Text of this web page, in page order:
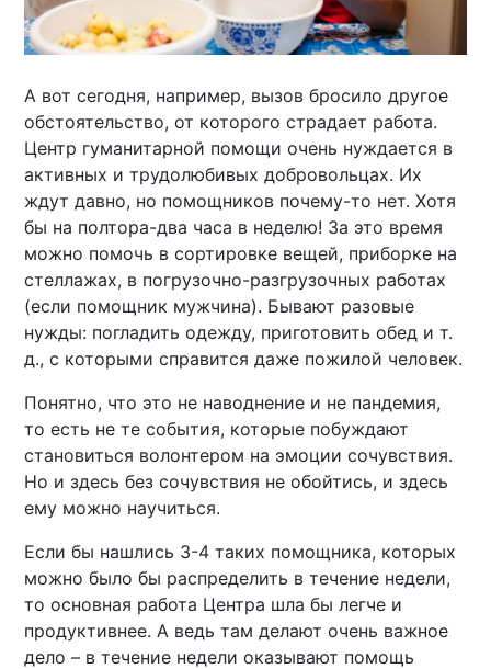
А вот сегодня, например, вызов бросило другое
обстоятельство, от которого страдает работа.
Центр гуманитарной помощи очень нуждается в
активных и трудолюбивых добровольцах. Их
ждут давно, но помощников почему-то нет. Хотя
бы на полтора-два часа в неделю! За это время
можно помочь в сортировке вещей, приборке на
стеллажах, в погрузочно-разгрузочных работах
(если помощник мужчина). Бывают разовые
нужды: погладить одежду, приготовить обед и т.
д., с которыми справится даже пожилой человек.
Понятно, что это не наводнение и не пандемия,
то есть не те события, которые побуждают
становиться волонтером на эмоции сочувствия.
Но и здесь без сочувствия не обойтись, и здесь
ему можно научиться.
Если бы нашлись 3-4 таких помощника, которых
можно было бы распределить в течение недели,
то основная работа Центра шла бы легче и
продуктивнее. А ведь там делают очень важное
дело – в течение недели оказывают помощь